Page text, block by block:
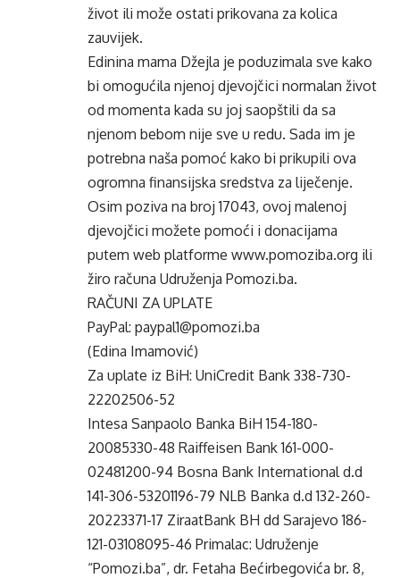
život ili može ostati prikovana za kolica
zauvijek.
Edinina mama Džejla je poduzimala sve kako
bi omogućila njenoj djevojčici normalan život
od momenta kada su joj saopštili da sa
njenom bebom nije sve u redu. Sada im je
potrebna naša pomoć kako bi prikupili ova
ogromna finansijska sredstva za liječenje.
Osim poziva na broj 17043, ovoj malenoj
djevojčici možete pomoći i donacijama
putem web platforme www.pomoziba.org ili
žiro računa Udruženja Pomozi.ba.
RAČUNI ZA UPLATE
PayPal: paypal1@pomozi.ba
(Edina Imamović)
Za uplate iz BiH: UniCredit Bank 338-730-
22202506-52
Intesa Sanpaolo Banka BiH 154-180-
20085330-48 Raiffeisen Bank 161-000-
02481200-94 Bosna Bank International d.d
141-306-53201196-79 NLB Banka d.d 132-260-
20223371-17 ZiraatBank BH dd Sarajevo 186-
121-03108095-46 Primalac: Udruženje
“Pomozi.ba”, dr. Fetaha Bećirbegovića br. 8,